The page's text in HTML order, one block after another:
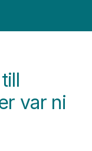
var ni